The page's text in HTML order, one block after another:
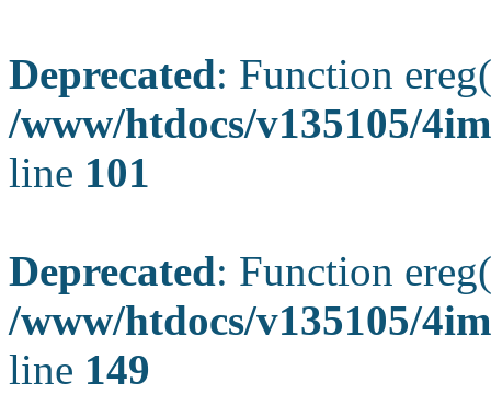
Deprecated: Function
/www/htdocs/v135105/
line 101
Deprecated: Function
/www/htdocs/v135105/
line 149